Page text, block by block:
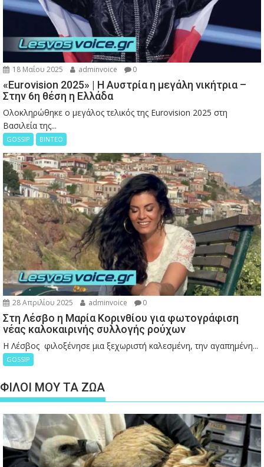
18 Μαΐου 2025 adminvoice 0
«Eurovision 2025» | Η Αυστρία η μεγάλη νικήτρια –
Στην 6η θέση η Ελλάδα
Ολοκληρώθηκε ο μεγάλος τελικός της Eurovision 2025 στη
Βασιλεία της...
GOSSIP ΒΙΝΤΕΟ
28 Απριλίου 2025 adminvoice 0
Στη Λέσβο η Μαρία Κορινθίου για φωτογράφιση
νέας καλοκαιρινής συλλογής ρούχων
Η Λέσβος φιλοξένησε μια ξεχωριστή καλεσμένη, την αγαπημένη...
GOSSIP
ΦΙΛΟΙ ΜΟΥ ΤΑ ΖΩΑ